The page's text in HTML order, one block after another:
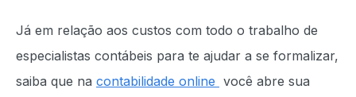
Já em relação aos custos com todo o trabalho de
especialistas contábeis para te ajudar a se formalizar,
saiba que na contabilidade online você abre sua